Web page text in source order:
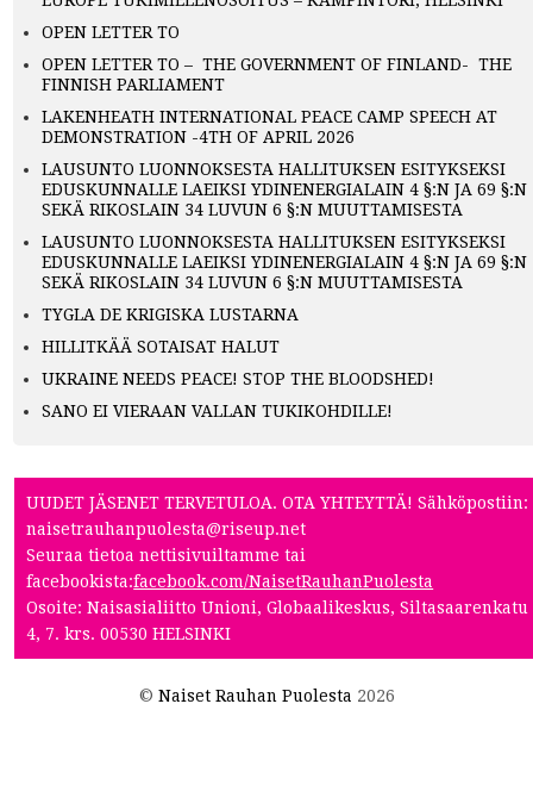
OPEN LETTER TO
OPEN LETTER TO – THE GOVERNMENT OF FINLAND- THE
FINNISH PARLIAMENT
LAKENHEATH INTERNATIONAL PEACE CAMP SPEECH AT
DEMONSTRATION -4TH OF APRIL 2026
LAUSUNTO LUONNOKSESTA HALLITUKSEN ESITYKSEKSI
EDUSKUNNALLE LAEIKSI YDINENERGIALAIN 4 §:N JA 69 §:N
SEKÄ RIKOSLAIN 34 LUVUN 6 §:N MUUTTAMISESTA
LAUSUNTO LUONNOKSESTA HALLITUKSEN ESITYKSEKSI
EDUSKUNNALLE LAEIKSI YDINENERGIALAIN 4 §:N JA 69 §:N
SEKÄ RIKOSLAIN 34 LUVUN 6 §:N MUUTTAMISESTA
TYGLA DE KRIGISKA LUSTARNA
HILLITKÄÄ SOTAISAT HALUT
UKRAINE NEEDS PEACE! STOP THE BLOODSHED!
SANO EI VIERAAN VALLAN TUKIKOHDILLE!
UUDET JÄSENET TERVETULOA. OTA YHTEYTTÄ! Sähköpostiin:
naisetrauhanpuolesta@riseup.net
Seuraa tietoa nettisivuiltamme tai
facebookista:facebook.com/NaisetRauhanPuolesta
Osoite: Naisasialiitto Unioni, Globaalikeskus, Siltasaarenkatu
4, 7. krs. 00530 HELSINKI
© Naiset Rauhan Puolesta 2026